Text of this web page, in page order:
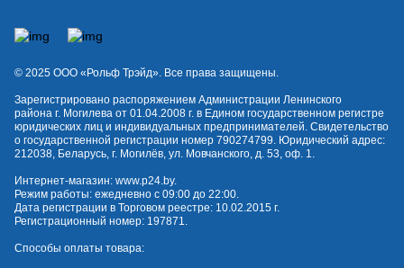
© 2025 OOO «Рольф Трэйд». Все права защищены.
Зарегистрировано распоряжением Администрации Ленинского
района г. Могилева от 01.04.2008 г. в Едином государственном регистре
юридических лиц и индивидуальных предпринимателей. Свидетельство
о государственной регистрации номер 790274799. Юридический адрес:
212038, Беларусь, г. Могилёв, ул. Мовчанского, д. 53, оф. 1.
Интернет-магазин: www.p24.by.
Режим работы: ежедневно с 09:00 до 22:00.
Дата регистрации в Торговом реестре: 10.02.2015 г.
Регистрационный номер: 197871.
Способы оплаты товара: